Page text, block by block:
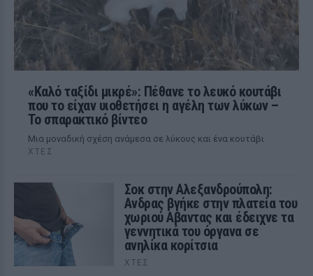
«Καλό ταξίδι μικρέ»: Πέθανε το λευκό κουτάβι
που το είχαν υιοθετήσει η αγέλη των λύκων –
Το σπαρακτικό βίντεο
Μια μοναδική σχέση ανάμεσα σε λύκους και ένα κουτάβι
ΧΤΕΣ
Σοκ στην Αλεξανδρούπολη:
Ανδρας βγήκε στην πλατεία του
χωριού Αβαντας και έδειχνε τα
γεννητικά του όργανα σε
ανηλίκα κορίτσια
ΧΤΕΣ